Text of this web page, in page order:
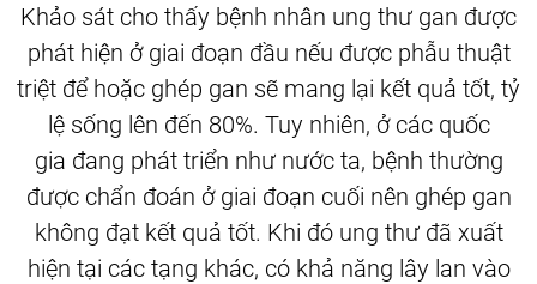
Khảo sát cho thấy bệnh nhân ung thư gan được
phát hiện ở giai đoạn đầu nếu được phẫu thuật
triệt để hoặc ghép gan sẽ mang lại kết quả tốt, tỷ
lệ sống lên đến 80%. Tuy nhiên, ở các quốc
gia đang phát triển như nước ta, bệnh thường
được chẩn đoán ở giai đoạn cuối nên ghép gan
không đạt kết quả tốt. Khi đó ung thư đã xuất
hiện tại các tạng khác, có khả năng lây lan vào